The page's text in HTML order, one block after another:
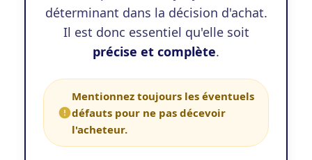
déterminant dans la décision d'achat.
Il est donc essentiel qu'elle soit
précise et complète.
Mentionnez toujours les éventuels
défauts pour ne pas décevoir
l'acheteur.